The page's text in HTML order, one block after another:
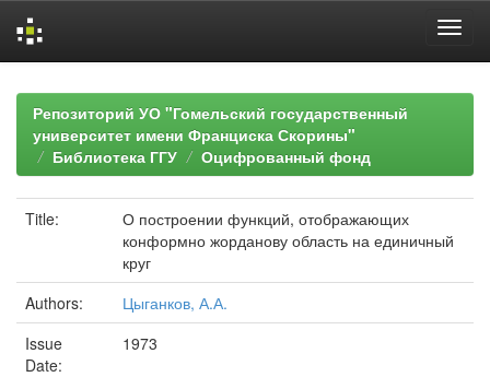
navigationРепозиторий УО "Гомельский государственный
университет имени Франциска Скорины"
Библиотека ГГУ
Оцифрованный фонд
Title:
О построении функций, отображающих
конформно жорданову область на единичный
круг
Authors:
Цыганков, А.А.
Issue
Date:
1973